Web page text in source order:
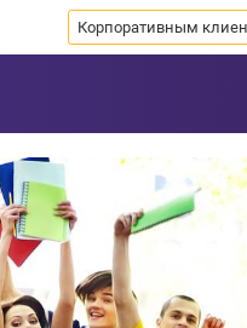
Корпоративным